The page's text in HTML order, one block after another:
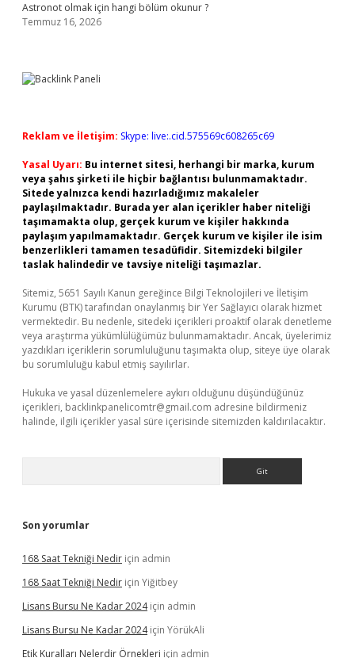
Astronot olmak için hangi bölüm okunur ?
Temmuz 16, 2026
Reklam ve İletişim: Skype: live:.cid.575569c608265c69
Yasal Uyarı: Bu internet sitesi, herhangi bir marka, kurum
veya şahıs şirketi ile hiçbir bağlantısı bulunmamaktadır.
Sitede yalnızca kendi hazırladığımız makaleler
paylaşılmaktadır. Burada yer alan içerikler haber niteliği
taşımamakta olup, gerçek kurum ve kişiler hakkında
paylaşım yapılmamaktadır. Gerçek kurum ve kişiler ile isim
benzerlikleri tamamen tesadüfidir. Sitemizdeki bilgiler
taslak halindedir ve tavsiye niteliği taşımazlar.
Sitemiz, 5651 Sayılı Kanun gereğince Bilgi Teknolojileri ve İletişim
Kurumu (BTK) tarafından onaylanmış bir Yer Sağlayıcı olarak hizmet
vermektedir. Bu nedenle, sitedeki içerikleri proaktif olarak denetleme
veya araştırma yükümlülüğümüz bulunmamaktadır. Ancak, üyelerimiz
yazdıkları içeriklerin sorumluluğunu taşımakta olup, siteye üye olarak
bu sorumluluğu kabul etmiş sayılırlar.
Hukuka ve yasal düzenlemelere aykırı olduğunu düşündüğünüz
içerikleri, backlinkpanelicomtr@gmail.com adresine bildirmeniz
halinde, ilgili içerikler yasal süre içerisinde sitemizden kaldırılacaktır.
Son yorumlar
168 Saat Tekniği Nedir için admin
168 Saat Tekniği Nedir için Yiğitbey
Lisans Bursu Ne Kadar 2024için admin
Lisans Bursu Ne Kadar 2024için YörükAli
Etik Kuralları Nelerdir Örnekleri için admin